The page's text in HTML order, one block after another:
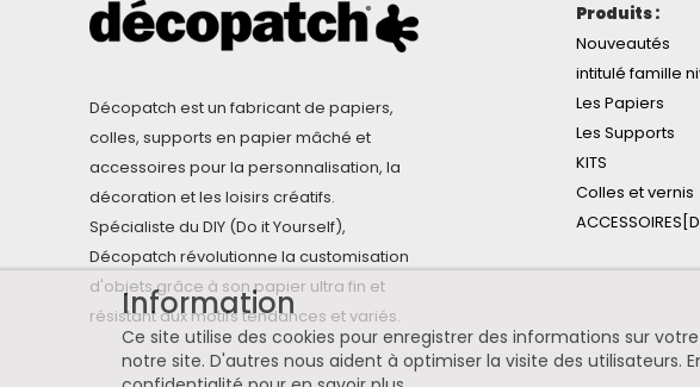
Décopatch est un fabricant de papiers,
colles, supports en papier mâché et
accessoires pour la personnalisation, la
décoration et les loisirs créatifs.
Spécialiste du DIY (Do it Yourself),
Décopatch révolutionne la customisation
d'objets grâce à son papier ultra fin et
résistant aux motifs tendances et variés.
Produits :
Nouveautés
intitulé famille
Les Papiers
Les Supports
KITS
Colles et vernis
Information
Ce site utilise des cookies pour enregistrer des informations sur
notre site. D'autres nous aident à optimiser la visite des utilisateurs.